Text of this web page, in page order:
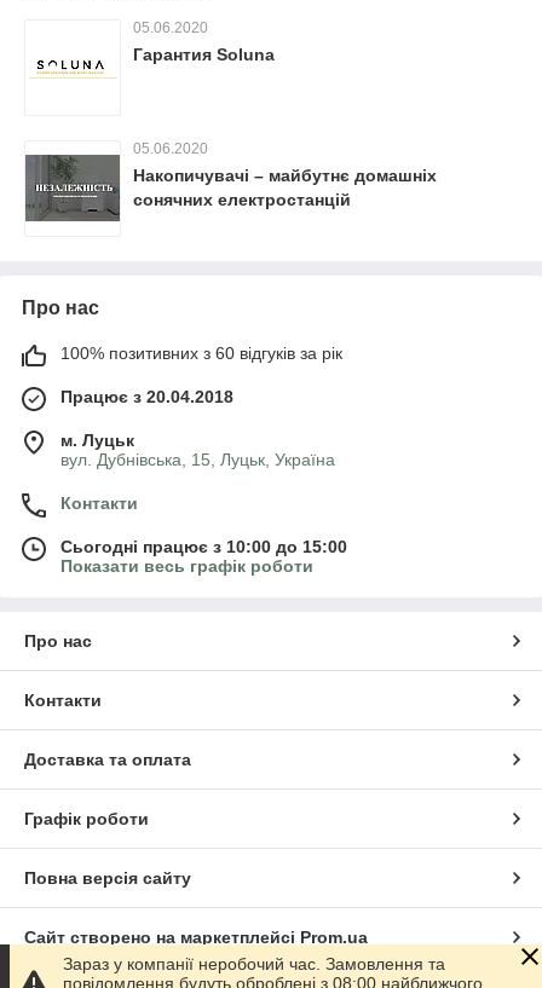
05.06.2020
Гарантия Soluna
05.06.2020
Накопичувачі – майбутнє домашніх
сонячних електростанцій
Про нас
100% позитивних з 60 відгуків за рік
Працює з 20.04.2018
м. Луцьк
вул. Дубнівська, 15, Луцьк, Україна
Контакти
Сьогодні працює з 10:00 до 15:00
Показати весь графік роботи
Про нас
Контакти
Доставка та оплата
Графік роботи
Повна версія сайту
Сайт створено на маркетплейсі Prom.ua
Зараз у компанії неробочий час. Замовлення та
повідомлення будуть оброблені з 08:00 найближчого